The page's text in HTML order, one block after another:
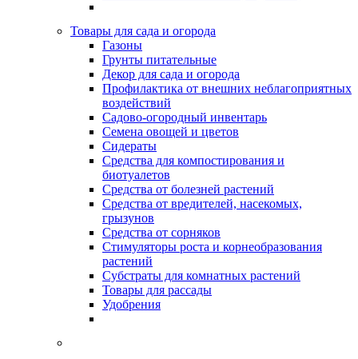
Товары для сада и огорода
Газоны
Грунты питательные
Декор для сада и огорода
Профилактика от внешних неблагоприятных
воздействий
Садово-огородный инвентарь
Семена овощей и цветов
Сидераты
Средства для компостирования и
биотуалетов
Средства от болезней растений
Средства от вредителей, насекомых,
грызунов
Средства от сорняков
Стимуляторы роста и корнеобразования
растений
Субстраты для комнатных растений
Товары для рассады
Удобрения